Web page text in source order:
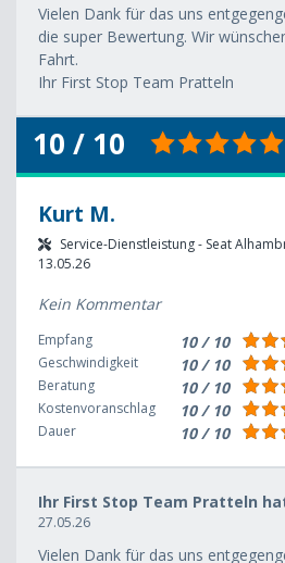
Vielen Dank für das uns
die super Bewertung. Wir
Fahrt.
Ihr First Stop Team Pratteln
10 / 10
Kurt M.
Service-Dienstleistung - Seat
13.05.26
Kein Kommentar
Empfang 10 / 10
Geschwindigkeit 10 / 10
Beratung 10 / 10
Kostenvoranschlag 10 / 10
Dauer 10 / 10
Ihr First Stop Team Pratteln
27.05.26
Vielen Dank für das uns